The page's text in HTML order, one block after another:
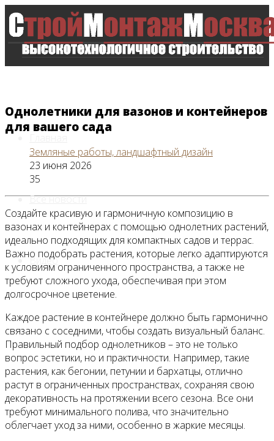
Все новости
Видео
Однолетники для вазонов и контейнеров
для вашего сада
Земляные работы, ландшафтный дизайн
23 июня 2026
35
Создайте красивую и гармоничную композицию в
вазонах и контейнерах с помощью однолетних растений,
идеально подходящих для компактных садов и террас.
Важно подобрать растения, которые легко адаптируются
к условиям ограниченного пространства, а также не
требуют сложного ухода, обеспечивая при этом
долгосрочное цветение.
Каждое растение в контейнере должно быть гармонично
связано с соседними, чтобы создать визуальный баланс.
Правильный подбор однолетников – это не только
вопрос эстетики, но и практичности. Например, такие
растения, как бегонии, петунии и бархатцы, отлично
растут в ограниченных пространствах, сохраняя свою
декоративность на протяжении всего сезона. Все они
требуют минимального полива, что значительно
облегчает уход за ними, особенно в жаркие месяцы.